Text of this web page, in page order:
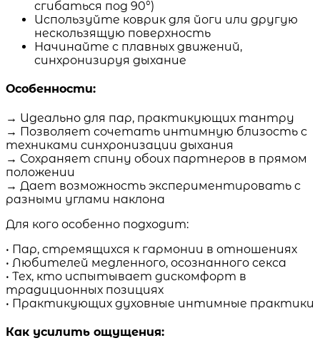
сгибаться под 90°)
Используйте коврик для йоги или другую
нескользящую поверхность
Начинайте с плавных движений,
синхронизируя дыхание
Особенности:
→ Идеально для пар, практикующих тантру
→ Позволяет сочетать интимную близость с
техниками синхронизации дыхания
→ Сохраняет спину обоих партнеров в прямом
положении
→ Дает возможность экспериментировать с
разными углами наклона
Для кого особенно подходит:
• Пар, стремящихся к гармонии в отношениях
• Любителей медленного, осознанного секса
• Тех, кто испытывает дискомфорт в
традиционных позициях
• Практикующих духовные интимные практики
Как усилить ощущения: